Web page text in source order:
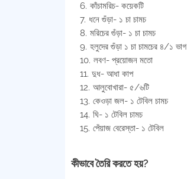
কাঁচামরিচ- কয়েকটি
ধনে গুঁড়া- ১ চা চামচ
মরিচের গুঁড়া- ১ চা চামচ
হলুদের গুঁড়া ১ চা চামচের ৪/১ ভাগ
লবণ- প্রয়োজন মতো
দুধ- আধা কাপ
আলুবোখারা- ৫/৬টি
কেওড়া জল- ১ টেবিল চামচ
ঘি- ১ টেবিল চামচ
পেঁয়াজ বেরেস্তা- ১ টেবিল
কীভাবে তৈরি করতে হয়?